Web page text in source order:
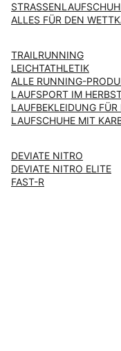
STRASSENLAUFSCHUHE
ALLES FÜR DEN
TRAILRUNNING
LEICHTATHLETIK
ALLE RUNNING-
LAUFSPORT IM
LAUFBEKLEIDUNG
LAUFSCHUHE MIT
DEVIATE NITRO
DEVIATE NITRO ELITE
FAST-R